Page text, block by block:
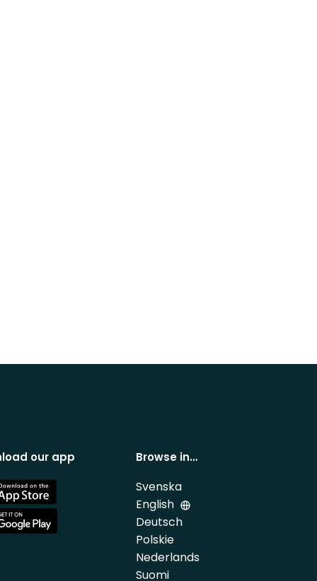
our app Browse in…
Svenska
English
Deutsch
Polskie
Nederlands
Suomi